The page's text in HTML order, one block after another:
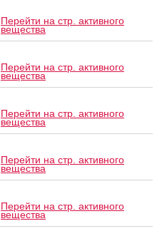
Перейти на стр. активного
вещества
Перейти на стр. активного
вещества
Перейти на стр. активного
вещества
Перейти на стр. активного
вещества
Перейти на стр. активного
вещества